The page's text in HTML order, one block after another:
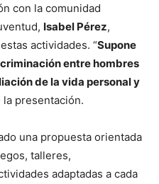
con la comunidad
Isabel Pérez,
actividades. “Supone
entre hombres
de la vida personal y
la presentación.
una propuesta orientada
talleres,
adaptadas a cada